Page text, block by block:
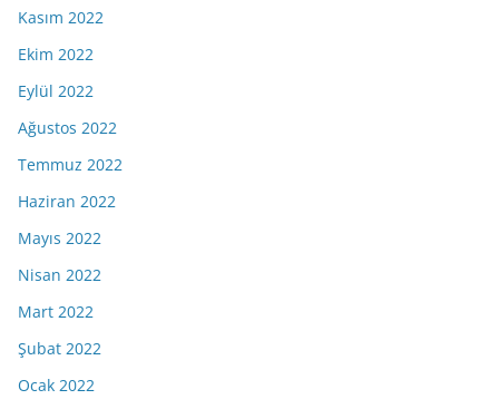
Kasım 2022
Ekim 2022
Eylül 2022
Ağustos 2022
Temmuz 2022
Haziran 2022
Mayıs 2022
Nisan 2022
Mart 2022
Şubat 2022
Ocak 2022